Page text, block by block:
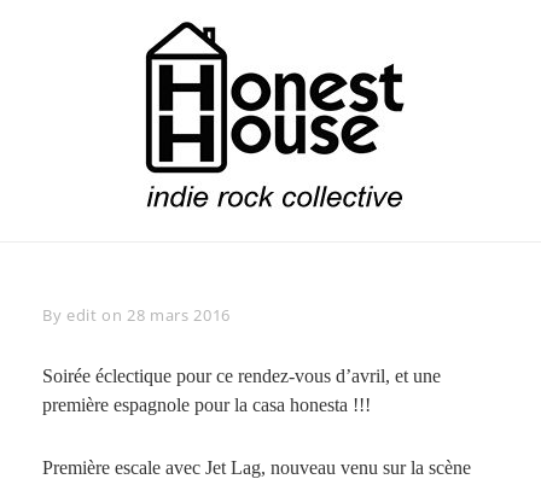
By Byline
edit on28 mars 2016
Soirée éclectique pour ce rendez-vous d’avril, et une
première espagnole pour la casa honesta !!!
Première escale avec Jet Lag, nouveau venu sur la scène